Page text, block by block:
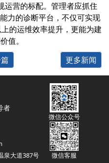
运营的标配。管理者应抓住
力的诊断平台，不仅可实现‌
的运维效率提升‌，更能为建
值。
更多新闻
者
泉大道387号
微信公众号
微信客服